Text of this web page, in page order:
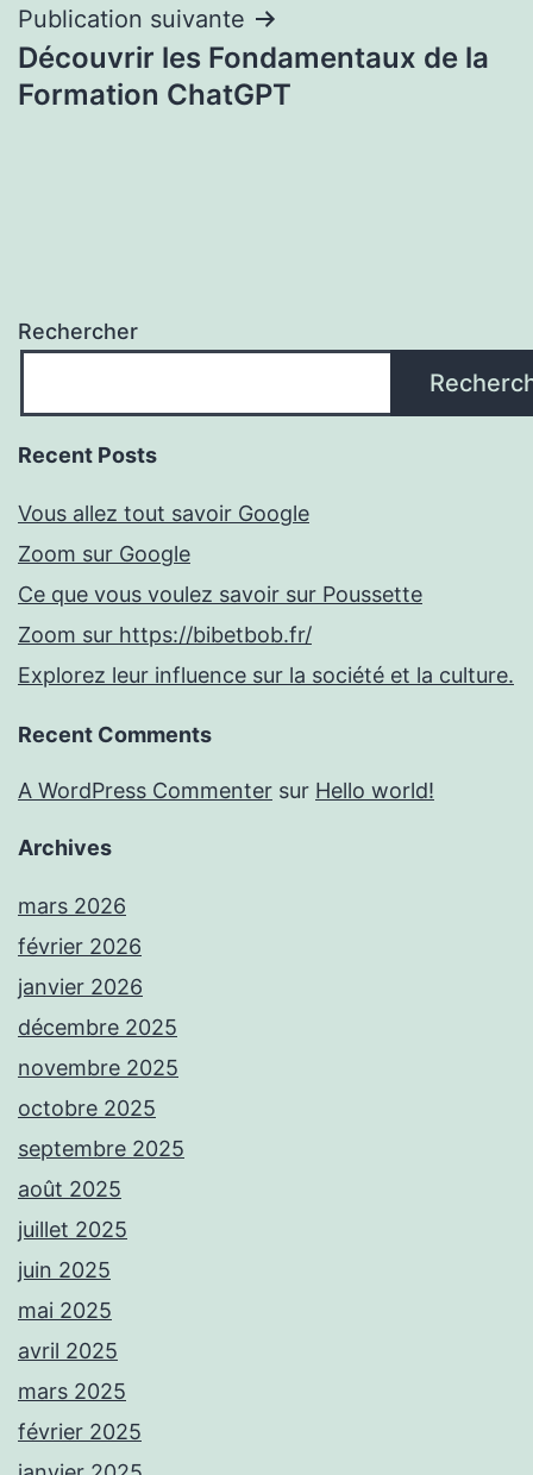
Publication suivante
Découvrir les Fondamentaux de la
Formation ChatGPT
Rechercher
Recent Posts
Vous allez tout savoir Google
Zoom sur Google
Ce que vous voulez savoir sur Poussette
Zoom sur https://bibetbob.fr/
Explorez leur influence sur la société et la culture.
Recent Comments
A WordPress Commenter sur Hello world!
Archives
mars 2026
février 2026
janvier 2026
décembre 2025
novembre 2025
octobre 2025
septembre 2025
août 2025
juillet 2025
juin 2025
mai 2025
avril 2025
mars 2025
février 2025